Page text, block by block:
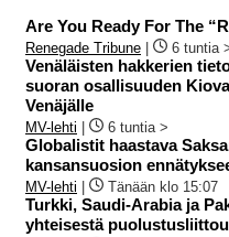
Are You Ready For The
Renegade Tribune 6 tuntia
Venäläisten hakkerien
suoran osallisuuden
Venäjälle
MV-lehti 6 tuntia >
Globalistit haastava
kansansuosion
MV-lehti Tänään klo 15:07
Turkki, Saudi-Arabia ja
yhteisestä